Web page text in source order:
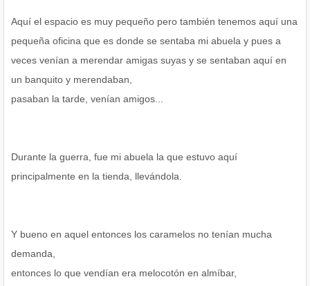
Aquí el espacio es muy pequeño pero también tenemos aquí una
pequeña oficina que es donde se sentaba mi abuela y pues a
veces venían a merendar amigas suyas y se sentaban aquí en
un banquito y merendaban,
pasaban la tarde, venían amigos...
Durante la guerra, fue mi abuela la que estuvo aquí
principalmente en la tienda, llevándola.
Y bueno en aquel entonces los caramelos no tenían mucha
demanda,
entonces lo que vendían era melocotón en almíbar,